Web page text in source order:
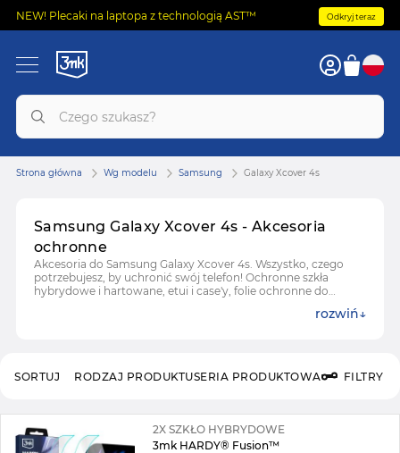
NEW! Plecaki na laptopa z technologią AST™ Odkryj teraz
Samsung Galaxy Xcover 4s - Akcesoria
ochronne
Akcesoria do Samsung Galaxy Xcover 4s. Wszystko, czego
potrzebujesz, by uchronić swój telefon! Ochronne szkła
hybrydowe i hartowane, etui i case'y, folie ochronne do
rozwiń
Strona główna Wg modelu Samsung Galaxy Xcover 4s
RODZAJ PRODUKTUSERIA PRODUKTOWA FILTRY
SORTUJ
2X SZKŁO HYBRYDOWE
3mk HARDY® Fusion™